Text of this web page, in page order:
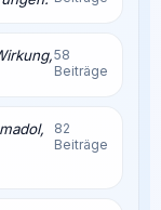
58
Beiträge
82
Beiträge